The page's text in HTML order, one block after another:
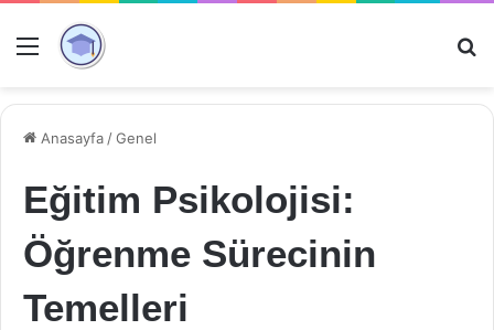
Menü
Anasayfa /Genel
Eğitim Psikolojisi:
Öğrenme Sürecinin
Temelleri